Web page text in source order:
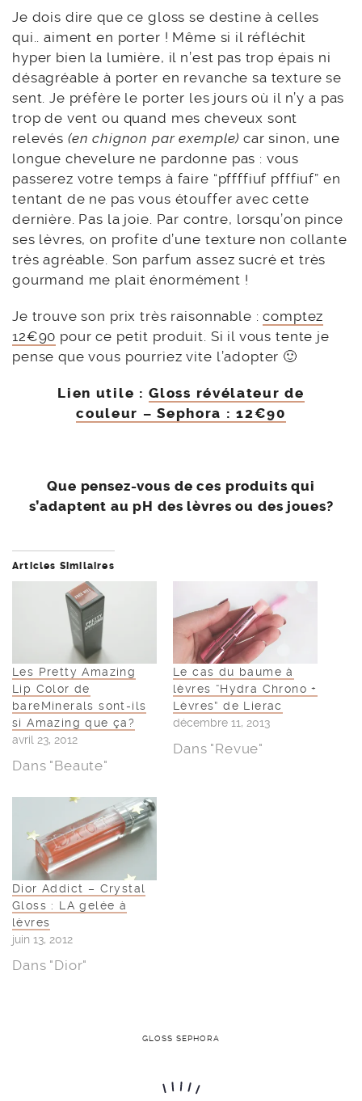
Je dois dire que ce gloss se destine à celles
qui.. aiment en porter ! Même si il réfléchit
hyper bien la lumière, il n’est pas trop épais ni
désagréable à porter en revanche sa texture se
sent. Je préfère le porter les jours où il n’y a pas
trop de vent ou quand mes cheveux sont
relevés (en chignon par exemple) car sinon, une
longue chevelure ne pardonne pas : vous
passerez votre temps à faire “pffffiuf pfffiuf” en
tentant de ne pas vous étouffer avec cette
dernière. Pas la joie. Par contre, lorsqu’on pince
ses lèvres, on profite d’une texture non collante
très agréable. Son parfum assez sucré et très
gourmand me plait énormément !
Je trouve son prix très raisonnable :comptez
12€90 pour ce petit produit. Si il vous tente je
pense que vous pourriez vite l’adopter 🙂
Lien utile : Gloss révélateur de
couleur – Sephora : 12€90
Que pensez-vous de ces produits qui
s’adaptent au pH des lèvres ou des joues?
Articles Similaires
Les Pretty Amazing
Lip Color de
bareMinerals sont-ils
si Amazing que ça?
avril 23, 2012
Dans "Beaute"
Le cas du baume à
lèvres “Hydra Chrono +
Lèvres” de Lierac
décembre 11, 2013
Dans "Revue"
Dior Addict – Crystal
Gloss : LA gelée à
lèvres
juin 13, 2012
Dans "Dior"
GLOSS SEPHORA